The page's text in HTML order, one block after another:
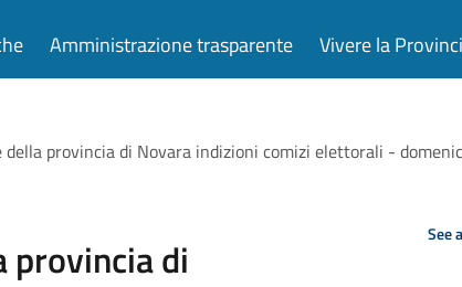
Amministrazione trasparente Vivere la
della provincia di Novara indizioni comizi elettorali -
provincia di
See